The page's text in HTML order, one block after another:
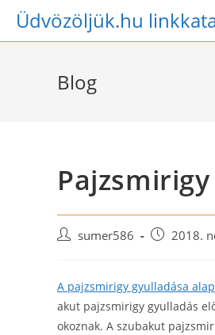
SkipÜdvözöljük.hu
Blog
Post sumer586
Post 2018.
A pajzsmirigy gyulladása
akut pajzsmirigy gyulladás
okoznak. A szubakut